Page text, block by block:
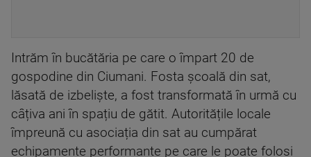
Intrăm în bucătăria pe care o împart 20 de
gospodine din Ciumani. Fosta școală din sat,
lăsată de izbeliște, a fost transformată în urmă cu
câțiva ani în spațiu de gătit. Autoritățile locale
împreună cu asociația din sat au cumpărat
echipamente performante pe care le poate folosi